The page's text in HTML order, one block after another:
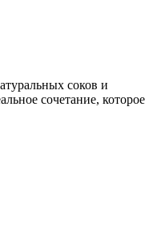
соков и
сочетание, которое